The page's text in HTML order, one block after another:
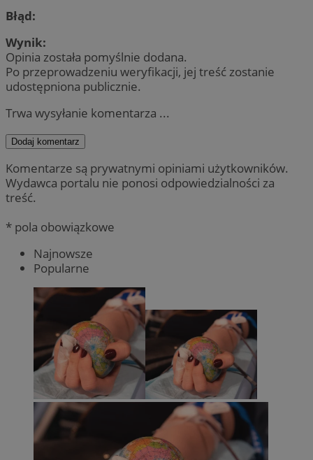
Błąd:
Wynik:
Opinia została pomyślnie dodana.
Po przeprowadzeniu weryfikacji, jej treść zostanie
udostępniona publicznie.
Trwa wysyłanie komentarza ...
Dodaj komentarz
Komentarze są prywatnymi opiniami użytkowników.
Wydawca portalu nie ponosi odpowiedzialności za
treść.
* pola obowiązkowe
Najnowsze
Popularne